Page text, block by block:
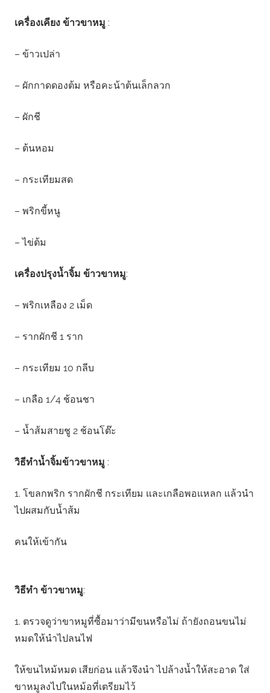
เครื่องเคียง ข้าวขาหมู :
– ข้าวเปล่า
– ผักกาดดองต้ม หรือคะน้าต้นเล็กลวก
– ผักชี
– ต้นหอม
– กระเทียมสด
– พริกขี้หนู
– ไข่ต้ม
เครื่องปรุงน้ำจิ้ม ข้าวขาหมู:
– พริกเหลือง 2 เม็ด
– รากผักชี 1 ราก
– กระเทียม 10 กลีบ
– เกลือ 1/4 ช้อนชา
– น้ำส้มสายชู 2 ช้อนโต๊ะ
วิธีทำน้ำจิ้มข้าวขาหมู :
1. โขลกพริก รากผักชี กระเทียม และเกลือพอแหลก แล้วนำ
ไปผสมกับน้ำส้ม
คนให้เข้ากัน
วิธีทำ ข้าวขาหมู:
1. ตรวจดูว่าขาหมูที่ซื้อมาว่ามีขนหรือไม่ ถ้ายังถอนขนไม่
หมดให้นำไปลนไฟ
ให้ขนไหม้หมด เสียก่อน แล้วจึงนำ ไปล้างน้ำให้สะอาด ใส่
ขาหมูลงไปในหม้อที่เตรียมไว้